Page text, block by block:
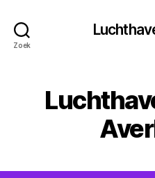
Zoek